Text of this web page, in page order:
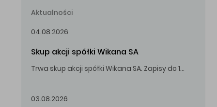
Aktualności
04.08.2026
Skup akcji spółki Wikana SA
Trwa skup akcji spółki Wikana SA. Zapisy do 14.08.2026 r. do godz. 16.00.
03.08.2026